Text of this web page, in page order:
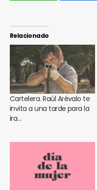
Relacionado
Cartelera. Raúl Arévalo te
invita a una tarde para la
ira…